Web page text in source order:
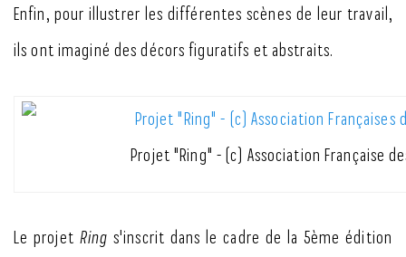
Enfin, pour illustrer les différentes scènes de leur travail,
ils ont imaginé des décors figuratifs et abstraits.
Projet "Ring" - (c) Association Française
Le projet Ring s'inscrit dans le cadre de la 5ème édition